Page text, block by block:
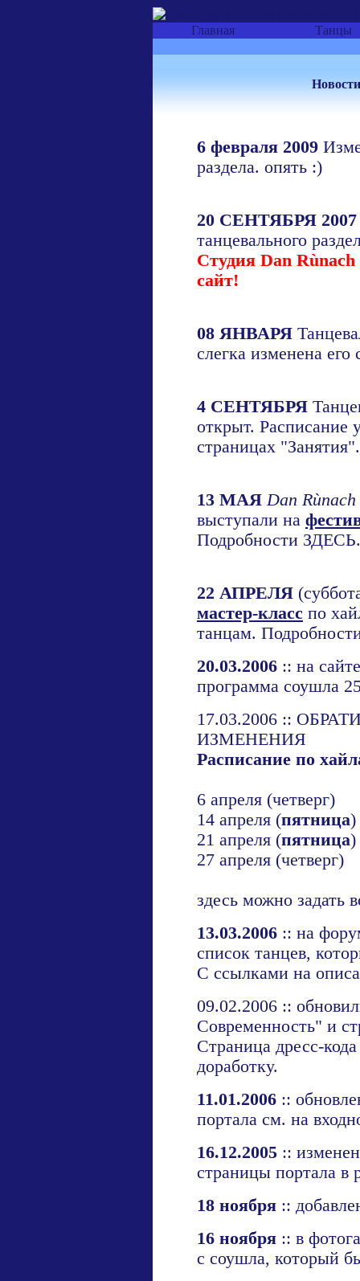
Главная Танцы
6 февраля 2009
раздела. опять :)
20 СЕНТЯБРЯ 2007
танцевального
Студия Dan
сайт!
08 ЯНВАРЯ
слегка изменена его
4 СЕНТЯБРЯ
открыт. Расписание
страницах "Занятия".
13 МАЯ Dan Rùnach
выступали на
Подробности ЗДЕСЬ.
22 АПРЕЛЯ
мастер-класс по
танцам.
20.03.2006 :: на
программа соушла
17.03.2006 ::
ИЗМЕНЕНИЯ
Расписание по
6 апреля (четверг)
14 апреля (пятница)
21 апреля (пятница)
27 апреля (четверг)
здесь можно задать
13.03.2006 :: на
список танцев,
С ссылками на
09.02.2006 ::
Современность" и
Страница дресс-
доработку.
11.01.2006 ::
портала см. на
16.12.2005 ::
страницы портала в
18 ноября ::
16 ноября :: в
с соушла, который